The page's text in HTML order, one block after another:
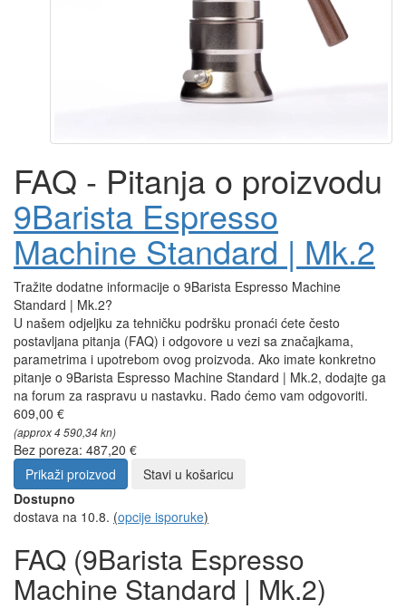
FAQ - Pitanja o proizvodu
9Barista Espresso
Machine Standard | Mk.2
Tražite dodatne informacije o 9Barista Espresso Machine
Standard | Mk.2?
U našem odjeljku za tehničku podršku pronaći ćete često
postavljana pitanja (FAQ) i odgovore u vezi sa značajkama,
parametrima i upotrebom ovog proizvoda. Ako imate konkretno
pitanje o 9Barista Espresso Machine Standard | Mk.2, dodajte ga
na forum za raspravu u nastavku. Rado ćemo vam odgovoriti.
609,00 €
(approx 4 590,34 kn)
Bez poreza: 487,20 €
Prikaži proizvod
Stavi u košaricu
Dostupno
dostava na 10.8. (opcije isporuke)
FAQ (9Barista Espresso
Machine Standard | Mk.2)